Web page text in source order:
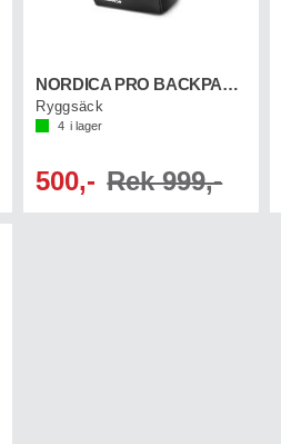
NORDICA PRO BACKPACK Svart/Röd
Ryggsäck
4 i lager
500,- Rek 999,-